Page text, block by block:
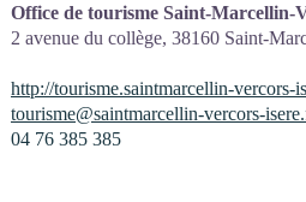
Office de tourisme Saint-Marcellin-
2 avenue du collège, 38160 Saint-
http://tourisme.saintmarcellin-vercors-
tourisme@saintmarcellin-vercors-
04 76 385 385